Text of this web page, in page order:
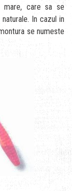
mare, care sa se
In cazul in
se numeste